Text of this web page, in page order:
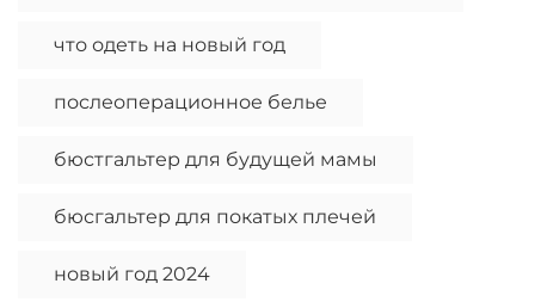
что одеть на новый год
послеоперационное белье
бюстгальтер для будущей мамы
бюсгальтер для покатых плечей
новый год 2024